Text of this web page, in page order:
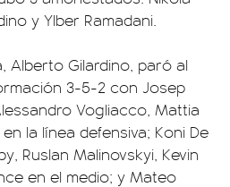
y Ylber Ramadani.
Alberto Gilardino, paró al
3-5-2 con Josep
Vogliacco, Mattia
la línea defensiva; Koni De
Ruslan Malinovskyi, Kevin
en el medio; y Mateo